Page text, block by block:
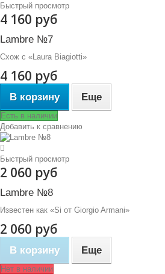
Быстрый просмотр
4 160 руб
Lambre №7
Схож с «Laura Biagiotti»
4 160 руб
В корзину Еще
Есть в наличии
Добавить к сравнению
Быстрый просмотр
2 060 руб
Lambre №8
Известен как «Si от Giorgio Armani»
2 060 руб
В корзину Еще
Нет в наличии